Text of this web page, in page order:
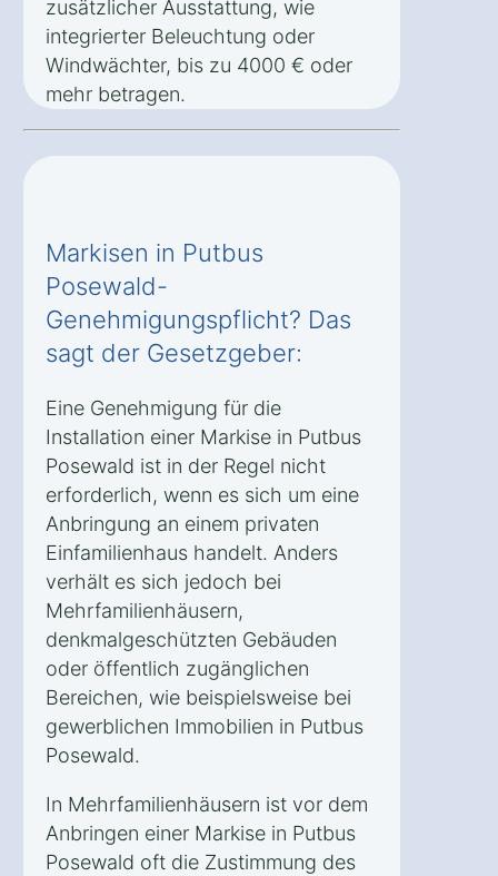
zusätzlicher Ausstattung, wie
integrierter Beleuchtung oder
Windwächter, bis zu 4000 € oder
mehr betragen.
Markisen in Putbus
Posewald-
Genehmigungspflicht? Das
sagt der Gesetzgeber:
Eine Genehmigung für die
Installation einer Markise in Putbus
Posewald ist in der Regel nicht
erforderlich, wenn es sich um eine
Anbringung an einem privaten
Einfamilienhaus handelt. Anders
verhält es sich jedoch bei
Mehrfamilienhäusern,
denkmalgeschützten Gebäuden
oder öffentlich zugänglichen
Bereichen, wie beispielsweise bei
gewerblichen Immobilien in Putbus
Posewald.
In Mehrfamilienhäusern ist vor dem
Anbringen einer Markise in Putbus
Posewald oft die Zustimmung des